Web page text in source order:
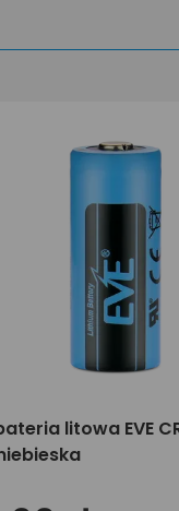
litowa EVE